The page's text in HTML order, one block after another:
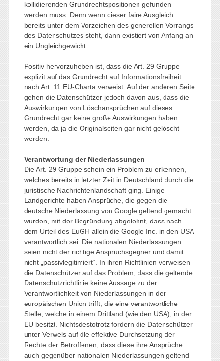
kollidierenden Grundrechtspositionen gefunden
werden muss. Denn wenn dieser faire Ausgleich
bereits unter dem Vorzeichen des generellen Vorrangs
des Datenschutzes steht, dann existiert von Anfang an
ein Ungleichgewicht.
Positiv hervorzuheben ist, dass die Art. 29 Gruppe
explizit auf das Grundrecht auf Informationsfreiheit
nach Art. 11 EU-Charta verweist. Auf der anderen Seite
gehen die Datenschützer jedoch davon aus, dass die
Auswirkungen von Löschansprüchen auf dieses
Grundrecht gar keine große Auswirkungen haben
werden, da ja die Originalseiten gar nicht gelöscht
werden.
Verantwortung der Niederlassungen
Die Art. 29 Gruppe schein ein Problem zu erkennen,
welches bereits in letzter Zeit in Deutschland durch die
juristische Nachrichtenlandschaft ging. Einige
Landgerichte haben Ansprüche, die gegen die
deutsche Niederlassung von Google geltend gemacht
wurden, mit der Begründung abgelehnt, dass nach
dem Urteil des EuGH allein die Google Inc. in den USA
verantwortlich sei. Die nationalen Niederlassungen
seien nicht der richtige Anspruchsgegner und damit
nicht „passivlegitimiert“. In ihren Richtlinien verweisen
die Datenschützer auf das Problem, dass die geltende
Datenschutzrichtlinie keine Aussage zu der
Verantwortlichkeit von Niederlassungen in der
europäischen Union trifft, die eine verantwortliche
Stelle, welche in einem Drittland (wie den USA), in der
EU besitzt. Nichtsdestotrotz fordern die Datenschützer
unter Verweis auf die effektive Durchsetzung der
Rechte der Betroffenen, dass diese ihre Ansprüche
auch gegenüber nationalen Niederlassungen geltend